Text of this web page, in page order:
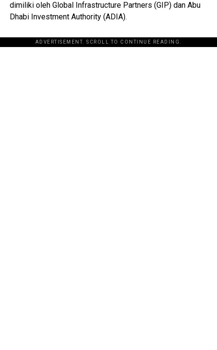
dimiliki oleh Global Infrastructure Partners (GIP) dan Abu
Dhabi Investment Authority (ADIA).
ADVERTISEMENT. SCROLL TO CONTINUE READING.